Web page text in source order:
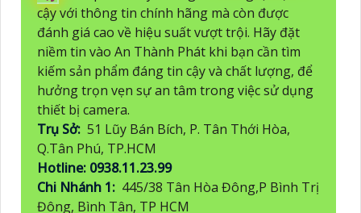
cậy với thông tin chính hãng mà còn được
đánh giá cao về hiệu suất vượt trội. Hãy đặt
niềm tin vào An Thành Phát khi bạn cần tìm
kiếm sản phẩm đáng tin cậy và chất lượng, để
hưởng trọn vẹn sự an tâm trong việc sử dụng
thiết bị camera.
Trụ Sở: 51 Lũy Bán Bích, P. Tân Thới Hòa,
Q.Tân Phú, TP.HCM
Hotline: 0938.11.23.99
Chi Nhánh 1: 445/38 Tân Hòa Đông,P Bình Trị
Đông, Bình Tân, TP HCM